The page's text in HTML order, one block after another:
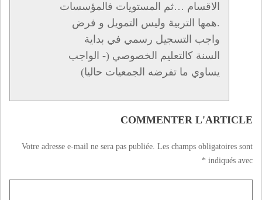
الاقسام …ثم المستويات فالمؤسسات
.همها التربية وليس التمويل و فرض
واجب التسجيل رسمي في بداية
السنة كالتعليم الخصوصي (- الواجب
يساوي ما تفرضه الجمعيات حاليا)
COMMENTER L'ARTICLE
Votre adresse e-mail ne sera pas publiée. Les champs obligatoires sont
indiqués avec
*